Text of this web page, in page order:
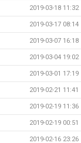
2019-03-18 11:32
2019-03-17 08:14
2019-03-07 16:18
2019-03-04 19:02
2019-03-01 17:19
2019-02-21 11:41
2019-02-19 11:36
2019-02-19 00:51
2019-02-16 23:26